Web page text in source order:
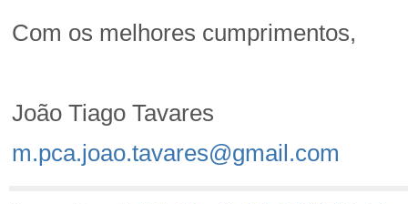
Com os melhores cumprimentos,
João Tiago Tavares
m.pca.joao.tavares@gmail.com